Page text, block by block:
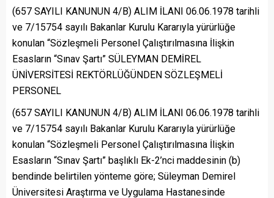
(657 SAYILI KANUNUN 4/B) ALIM İLANI 06.06.1978 tarihli
ve 7/15754 sayılı Bakanlar Kurulu Kararıyla yürürlüğe
konulan “Sözleşmeli Personel Çalıştırılmasına İlişkin
Esasların “Sınav Şartı” SÜLEYMAN DEMİREL
ÜNİVERSİTESİ REKTÖRLÜĞÜNDEN SÖZLEŞMELİ
PERSONEL
(657 SAYILI KANUNUN 4/B) ALIM İLANI 06.06.1978 tarihli
ve 7/15754 sayılı Bakanlar Kurulu Kararıyla yürürlüğe
konulan “Sözleşmeli Personel Çalıştırılmasına İlişkin
Esasların “Sınav Şartı” başlıklı Ek-2’nci maddesinin (b)
bendinde belirtilen yönteme göre; Süleyman Demirel
Üniversitesi Araştırma ve Uygulama Hastanesinde